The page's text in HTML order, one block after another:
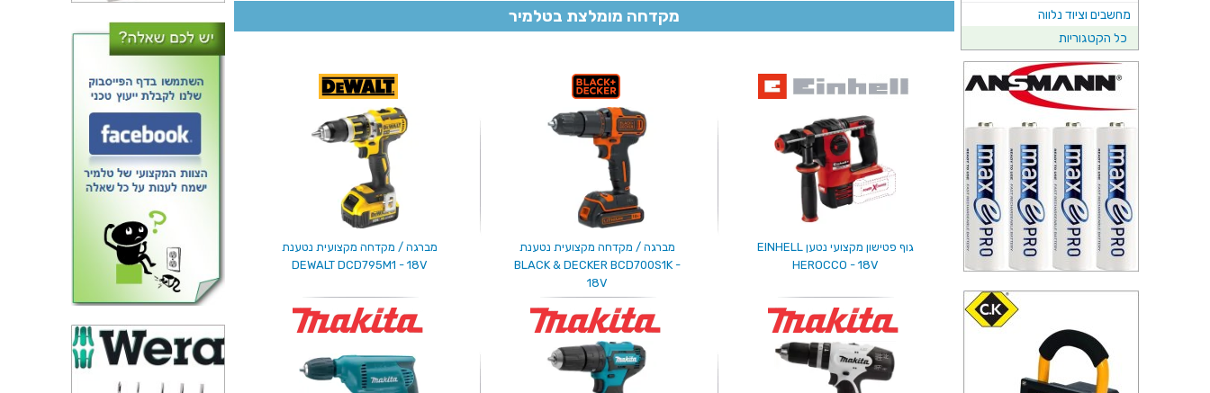
מקדחה מומלצת בטלמיר
גוף פטישון מקצועי נטען EINHELL
HEROCCO - 18V
מברגה / מקדחה מקצועית נטענת
BLACK & DECKER BCD700S1K -
18V
מברגה / מקדחה מקצועית נטענת
DEWALT DCD795M1 - 18V
מחשבים וציוד נלווה
כל הקטגוריות